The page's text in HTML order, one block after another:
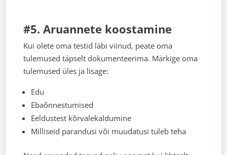
#5. Aruannete koostamine
Kui olete oma testid läbi viinud, peate oma
tulemused täpselt dokumenteerima. Märkige oma
tulemused üles ja lisage:
Edu
Ebaõnnestumised
Eeldustest kõrvalekaldumine
Milliseid parandusi või muudatusi tuleb teha